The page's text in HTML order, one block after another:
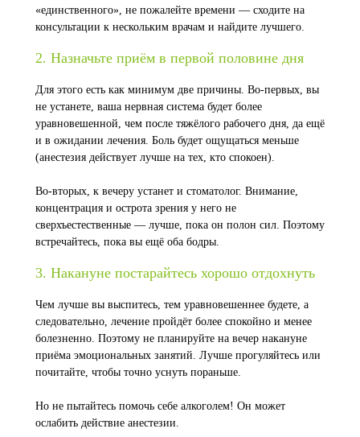
«единственного», не пожалейте времени — сходите на
консультации к нескольким врачам и найдите лучшего.
2. Назначьте приём в первой половине дня
Для этого есть как минимум две причины. Во-первых, вы
не устанете, ваша нервная система будет более
уравновешенной, чем после тяжёлого рабочего дня, да ещё
и в ожидании лечения. Боль будет ощущаться меньше
(анестезия действует лучше на тех, кто спокоен).
Во-вторых, к вечеру устанет и стоматолог. Внимание,
концентрация и острота зрения у него не
сверхъестественные — лучше, пока он полон сил. Поэтому
встречайтесь, пока вы ещё оба бодры.
3. Накануне постарайтесь хорошо отдохнуть
Чем лучше вы выспитесь, тем уравновешеннее будете, а
следовательно, лечение пройдёт более спокойно и менее
болезненно. Поэтому не планируйте на вечер накануне
приёма эмоциональных занятий. Лучше прогуляйтесь или
почитайте, чтобы точно уснуть пораньше.
Но не пытайтесь помочь себе алкоголем! Он может
ослабить действие анестезии.